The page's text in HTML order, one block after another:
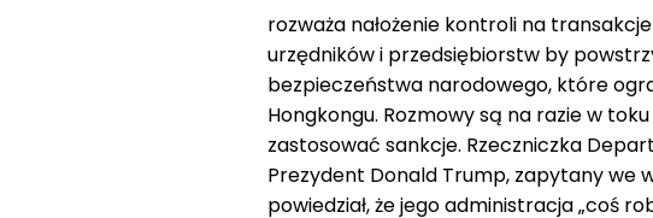
rozważa nałożenie kontroli na
urzędników i przedsiębiorstw by
bezpieczeństwa narodowego, które
Hongkongu. Rozmowy są na razie w
zastosować sankcje. Rzeczniczka
Prezydent Donald Trump, zapytany we
powiedział, że jego administracja „coś